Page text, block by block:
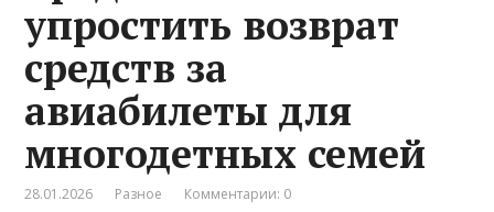
упростить возврат
средств за
авиабилеты для
многодетных семей
28.01.2026 Разное Комментарии: 0